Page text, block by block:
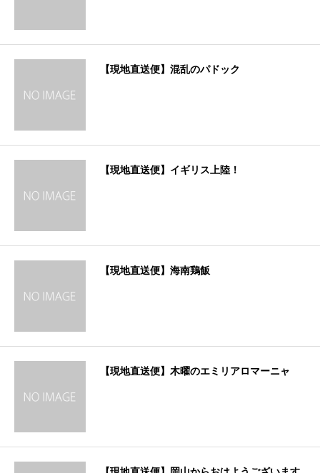
【現地直送便】混乱のパドック
【現地直送便】イギリス上陸！
【現地直送便】海南鶏飯
【現地直送便】木曜のエミリアロマーニャ